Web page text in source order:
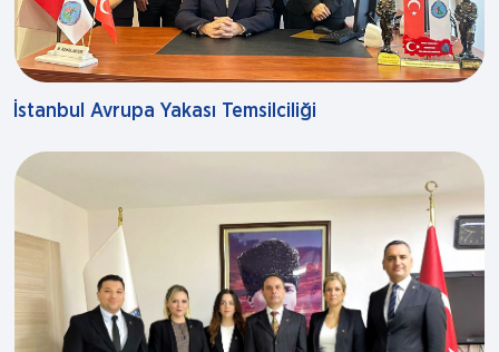
İstanbul Avrupa Yakası Temsilciliği